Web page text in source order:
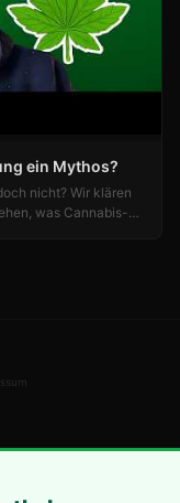
ein Mythos?
nicht? Wir klären
was Cannabis-